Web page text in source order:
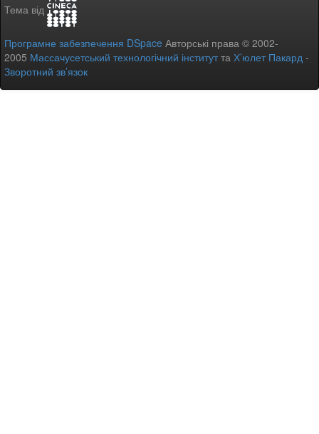
Тема від
Програмне забезпечення DSpace Авторські права © 2002-
2005 Массачусетський технологічний інститутта Х’юлет Пакард -
Зворотний зв’язок